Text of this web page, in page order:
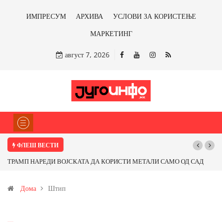
ИМПРЕСУМ АРХИВА
УСЛОВИ ЗА КОРИСТЕЊЕ
МАРКЕТИНГ
август 7, 2026
ФЛЕШ ВЕСТИ
САД
Почнува реконструкцијата на улицата „5-ти Ноември“ во Струмица
Дома Штип